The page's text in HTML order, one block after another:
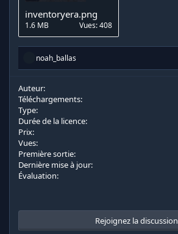
inventoryera.png
1.6 MB Vues: 408
R
c
t
i
o
n
:
noah_ballas
Auteur
Téléchargements
Type
Durée de la licence
Prix
Vues
Première sortie
Dernière mise à jour
Évaluation
Rejoignez la discussion